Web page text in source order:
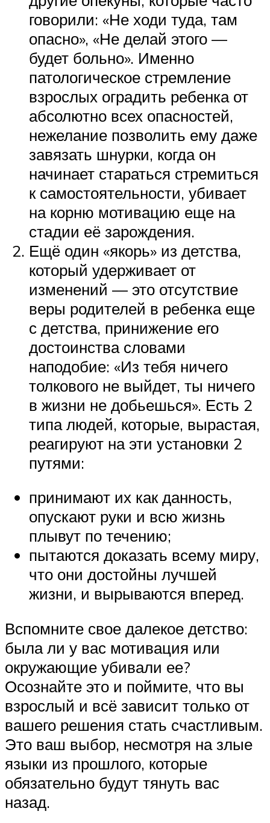
говорили: «Не ходи туда, там
опасно», «Не делай этого —
будет больно». Именно
патологическое стремление
взрослых оградить ребенка от
абсолютно всех опасностей,
нежелание позволить ему даже
завязать шнурки, когда он
начинает стараться стремиться
к самостоятельности, убивает
на корню мотивацию еще на
стадии её зарождения.
Ещё один «якорь» из детства,
который удерживает от
изменений — это отсутствие
веры родителей в ребенка еще
с детства, принижение его
достоинства словами
наподобие: «Из тебя ничего
толкового не выйдет, ты ничего
в жизни не добьешься». Есть 2
типа людей, которые, вырастая,
реагируют на эти установки 2
путями:
принимают их как данность,
опускают руки и всю жизнь
плывут по течению;
пытаются доказать всему миру,
что они достойны лучшей
жизни, и вырываются вперед.
Вспомните свое далекое детство:
была ли у вас мотивация или
окружающие убивали ее?
Осознайте это и поймите, что вы
взрослый и всё зависит только от
вашего решения стать счастливым.
Это ваш выбор, несмотря на злые
языки из прошлого, которые
обязательно будут тянуть вас
назад.